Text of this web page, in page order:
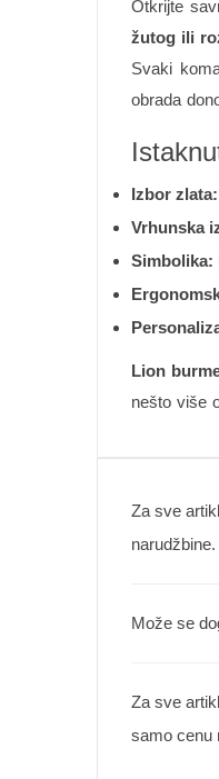
Otkrijte
žutog ili
Svaki
obrada
Izbor zlata:
Vrhunska
Simbolika:
Lion
nešto više
Za sve
Može se
Za sve
samo cenu